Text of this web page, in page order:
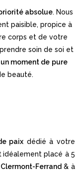
absolue. Nous
paisible, propice à
corps et de votre
soin de soi et
un moment de pure
beauté.
paix dédié à votre
idéalement placé à 5
Clermont-Ferrand & à